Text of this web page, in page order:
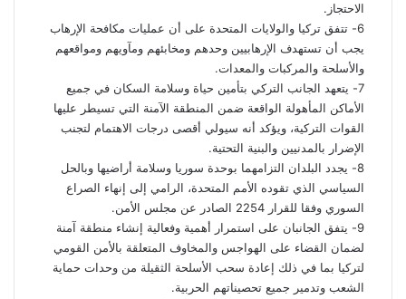
الاحتجاز .
6-
تتفق تركيا والولايات المتحدة على أن عمليات مكافحة الإرهاب
يجب أن تستهدف الإرهابيين وحدهم ومخابئهم ومآويهم ومواقعهم
والأسلحة والمركبات والمعدات.
7-
يتعهد الجانب التركي بتأمين حياة وسلامة السكان في جميع
الأماكن المأهولة الواقعة ضمن المنطقة الآمنة التي تسيطر عليها
القوات التركية، ويؤكد أنه سيولي أقصى درجات الاهتمام لتجنب
الإضرار بالمدنيين والبنية التحتية.
8-
يجدد البلدان التزامهما بوحدة سوريا وسلامة أراضيها وبالحل
السياسي الذي تقوده الأمم المتحدة، الرامي إلى إنهاء الصراع
السوري وفقا للقرار الصادر عن مجلس الأمن.
9-
يتفق الجانبان على استمرار أهمية وفعالية إنشاء منطقة آمنة
لضمان القضاء على الهواجس والمخاوف المتعلقة بالأمن القومي
لتركيا بما في ذلك إعادة سحب الأسلحة الثقيلة من وحدات حماية
الشعب وتدمير جميع تحصيناتهم الحربية.